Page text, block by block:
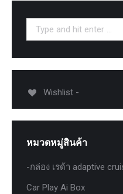
Search:
Wishlist -
หมวดหมู่สินค้า
-กล่อง เรด้า adaptive
Car Play Ai Box